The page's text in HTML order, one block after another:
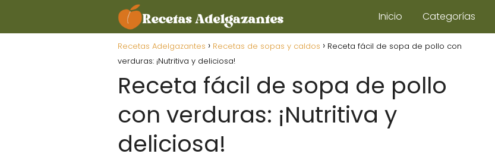
Inicio Categorías
Recetas Adelgazantes Recetas de sopas y caldos
Receta fácil de sopa de pollo con
verduras: ¡Nutritiva y deliciosa!
Receta fácil de sopa de pollo
con verduras: ¡Nutritiva y
deliciosa!